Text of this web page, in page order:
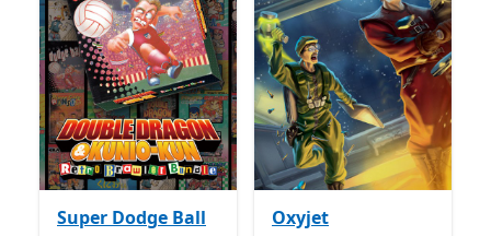
Super Dodge Ball
Oxyjet